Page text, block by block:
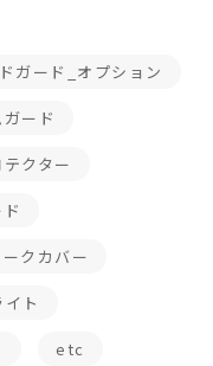
ガード_オプション
ード
クター
ークカバー
ト
etc